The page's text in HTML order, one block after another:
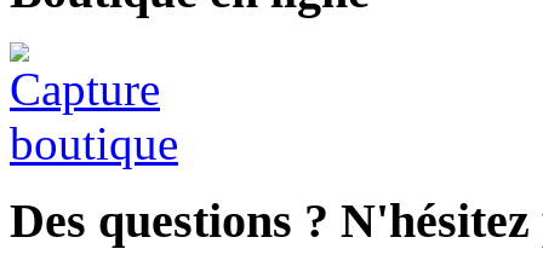
Des questions ?